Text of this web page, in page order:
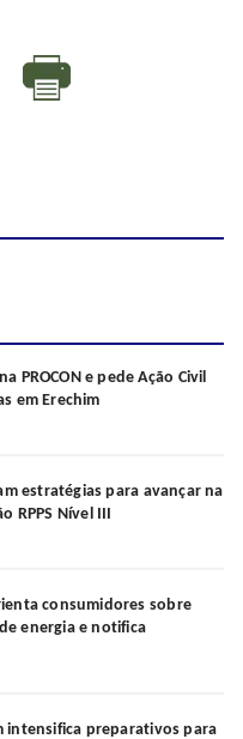
PROCON e pede Ação Civil
em Erechim
estratégias para avançar na
RPPS Nível III
consumidores sobre
energia e notifica
intensifica preparativos para